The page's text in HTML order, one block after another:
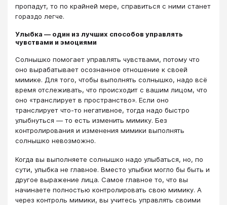
пропадут, то по крайней мере, справиться с ними станет
гораздо легче.
Улыбка — один из лучших способов управлять
чувствами и эмоциями
Солнышко помогает управлять чувствами, потому что
оно вырабатывает осознанное отношение к своей
мимике. Для того, чтобы выполнять солнышко, надо всё
время отслеживать, что происходит с вашим лицом, что
оно «транслирует в пространство». Если оно
транслирует что-то негативное, тогда надо быстро
улыбнуться — то есть изменить мимику. Без
контролирования и изменения мимики выполнять
солнышко невозможно.
Когда вы выполняете солнышко надо улыбаться, но, по
сути, улыбка не главное. Вместо улыбки могло бы быть и
другое выражение лица. Самое главное то, что вы
начинаете полностью контролировать свою мимику. А
через контроль мимики, вы учитесь управлять своими